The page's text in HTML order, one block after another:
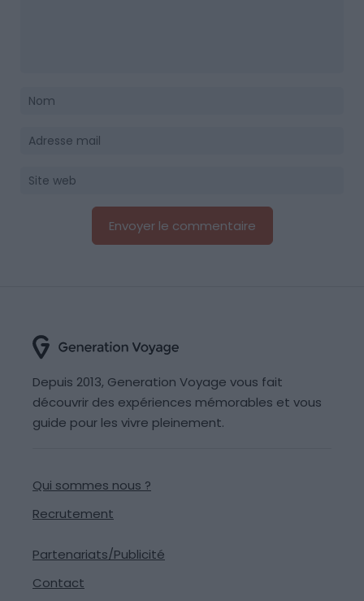
Depuis 2013, Generation Voyage vous fait
découvrir des expériences mémorables et vous
guide pour les vivre pleinement.
Qui sommes nous ?
Recrutement
Partenariats/Publicité
Contact